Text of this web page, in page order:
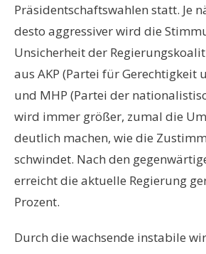
Präsidentschaftswahlen statt. Je
desto aggressiver wird die
Unsicherheit der
aus AKP (Partei für Gerechtigkeit
und MHP (Partei der
wird immer größer, zumal die
deutlich machen, wie die
schwindet. Nach den
erreicht die aktuelle Regierung
Prozent.
Durch die wachsende instabile